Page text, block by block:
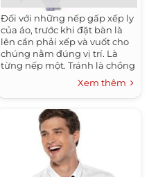
Đối với những nếp gấp xếp ly
của áo, trước khi đặt bàn là
lên cần phải xếp và vuốt cho
chúng nằm đúng vị trí. Là
từng nếp một. Tránh là chồng
lên nhau tạo thành nhiều ly
Xem thêm